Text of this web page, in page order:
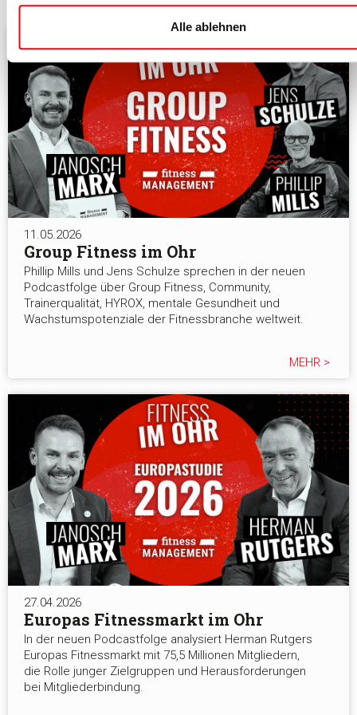
Alle ablehnen
11.05.2026
Group Fitness im Ohr
Phillip Mills und Jens Schulze sprechen in der neuen
Podcastfolge über Group Fitness, Community,
Trainerqualität, HYROX, mentale Gesundheit und
Wachstumspotenziale der Fitnessbranche weltweit.
MEHR >
27.04.2026
Europas Fitnessmarkt im Ohr
In der neuen Podcastfolge analysiert Herman Rutgers
Europas Fitnessmarkt mit 75,5 Millionen Mitgliedern,
die Rolle junger Zielgruppen und Herausforderungen
bei Mitgliederbindung.